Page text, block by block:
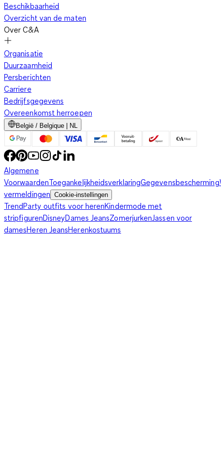
Beschikbaarheid
Overzicht van de maten
Over C&A
Organisatie
Duurzaamheid
Persberichten
Carriere
Bedrijfsgegevens
Overeenkomst herroepen
België / Belgique | NL
Algemene
VoorwaardenToegankelijkheidsverklaringGegevensbescherming
vermeldingen Cookie-instellingen
TrendParty outfits voor herenKindermode met
stripfigurenDisneyDames JeansZomerjurken Jassen voor
damesHeren JeansHerenkostuums